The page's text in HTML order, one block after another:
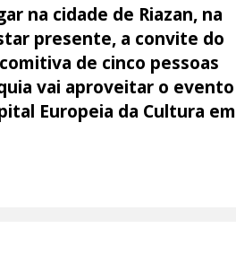
na cidade de Riazan, na
presente, a convite do
de cinco pessoas
vai aproveitar o evento
Europeia da Cultura em